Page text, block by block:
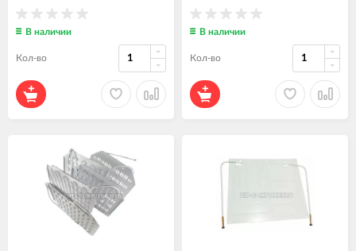
В наличии
Кол-во
В наличии
Кол-во